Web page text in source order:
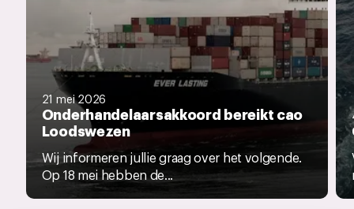
21 mei 2026
Onderhandelaarsakkoord bereikt cao
Loodswezen
Wij informeren jullie graag over het volgende.
Op 18 mei hebben de...